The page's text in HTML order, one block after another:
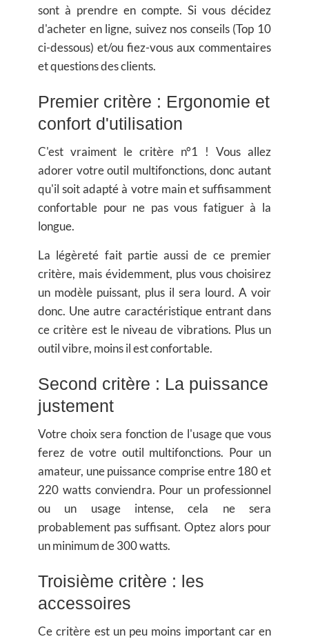
sont à prendre en compte. Si vous décidez
d'acheter en ligne, suivez nos conseils (Top 10
ci-dessous) et/ou fiez-vous aux commentaires
et questions des clients.
Premier critère : Ergonomie et
confort d'utilisation
C'est vraiment le critère n°1 ! Vous allez
adorer votre outil multifonctions, donc autant
qu'il soit adapté à votre main et suffisamment
confortable pour ne pas vous fatiguer à la
longue.
La légèreté fait partie aussi de ce premier
critère, mais évidemment, plus vous choisirez
un modèle puissant, plus il sera lourd. A voir
donc. Une autre caractéristique entrant dans
ce critère est le niveau de vibrations. Plus un
outil vibre, moins il est confortable.
Second critère : La puissance
justement
Votre choix sera fonction de l'usage que vous
ferez de votre outil multifonctions. Pour un
amateur, une puissance comprise entre 180 et
220 watts conviendra. Pour un professionnel
ou un usage intense, cela ne sera
probablement pas suffisant. Optez alors pour
un minimum de 300 watts.
Troisième critère : les
accessoires
Ce critère est un peu moins important car en